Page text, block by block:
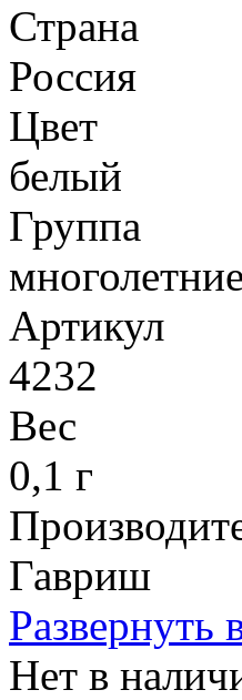
Страна
Россия
Цвет
белый
Группа
Артикул
4232
Вес
0,1 г
Гавриш
Развернуть
Нет в